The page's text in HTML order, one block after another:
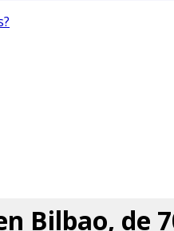
Bilbao, de